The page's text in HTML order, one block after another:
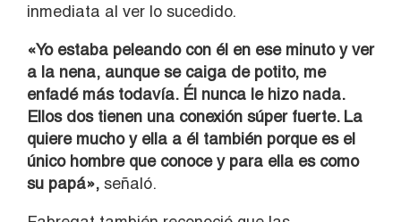
inmediata al ver lo sucedido.
«Yo estaba peleando con él en ese minuto y ver
a la nena, aunque se caiga de potito, me
enfadé más todavía. Él nunca le hizo nada.
Ellos dos tienen una conexión súper fuerte. La
quiere mucho y ella a él también porque es el
único hombre que conoce y para ella es como
su papá», señaló.